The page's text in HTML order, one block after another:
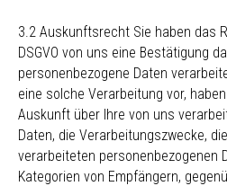
3.2 Auskunftsrecht Sie haben das
DSGVO von uns eine Bestätigung
personenbezogene Daten
eine solche Verarbeitung vor,
Auskunft über Ihre von uns
Daten, die Verarbeitungszwecke,
verarbeiteten personenbezogenen
Kategorien von Empfängern,